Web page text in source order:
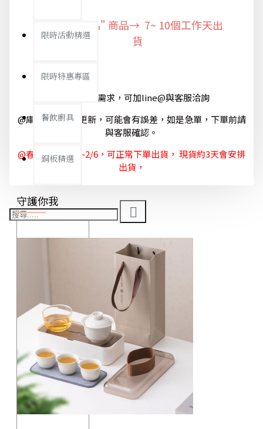
限時活動精選
限時特惠專區
餐飲廚具
銅板精選
"預購商品" 商品→ 7~ 10個工作天出
貨
@如有急單需求，可加line@與客服洽詢
@庫存狀態隨時更新，可能會有誤差，如是急單，下單前請
與客服確認。
@春節休節 1/29~2/6，可正常下單出貨， 現貨約3天會安排
出貨，
守護你我